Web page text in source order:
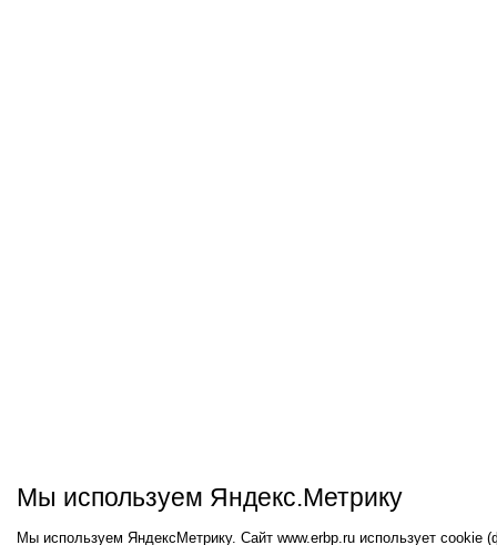
Мы используем Яндекс.Метрику
Мы используем ЯндексМетрику. Сайт www.erbp.ru использует